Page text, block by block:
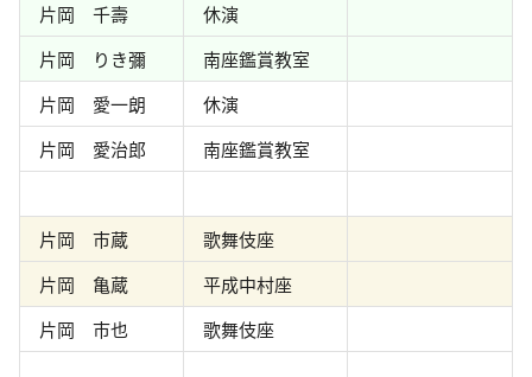
片岡 千壽
休演
片岡 りき彌
南座鑑賞教室
片岡 愛一朗
休演
片岡 愛治郎
南座鑑賞教室
片岡 市蔵
歌舞伎座
片岡 亀蔵
平成中村座
片岡 市也
歌舞伎座